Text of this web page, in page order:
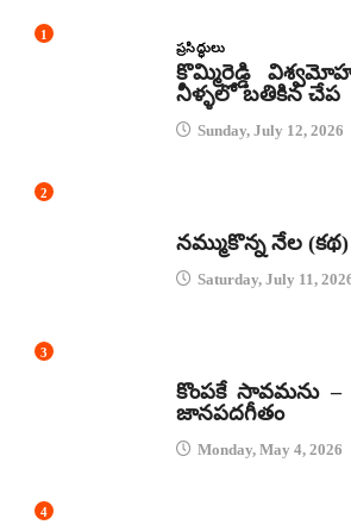
1
ప్రసిద్ధులు
కొమ్మిరెడ్డి
నీళ్ళలో బతికిన చేప
Sunday, July 12, 2026
2
నమ్ముకొన్న నేల
Saturday, July 11,
3
కొంపకే సావమను
జానపదగీతం
Monday, May 4, 2026
4